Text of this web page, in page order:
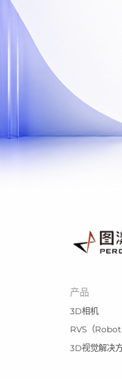
产品
3D相机
RVS（
3D视觉解决